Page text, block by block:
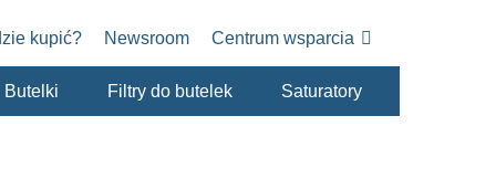
kupić? Newsroom Centrum wsparcia
Butelki Filtry do butelek Saturatory